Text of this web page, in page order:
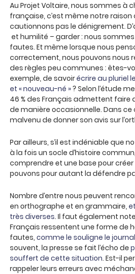
Au Projet Voltaire, nous sommes à
française, c’est même notre raison
cautionnons pas le dénigrement.
et humilité – garder : nous
fautes. Et même lorsque nous
correctement, nous pouvons nous
des règles peu communes : êtes-
exemple, de savoirécrire au pluriel
et « nouveau-né »? Selon l’étude
46 % des Français admettent faire
de manière occasionnelle. Dans
malvenu de donner son avis sur
Par ailleurs, s’il est indéniable que
à la fois un socle d’histoire
comprendre et une base pour
pouvons pour autant la défendre
Nombre d’entre nous peuvent
en orthographe et en grammaire,
très diverses. Il faut également
Français ressentent une forme de
fautes, comme le souligne le journal
souvent, la presse se fait l’écho de
souffert de cette situation. Est-il
rappeler leurs erreurs avec